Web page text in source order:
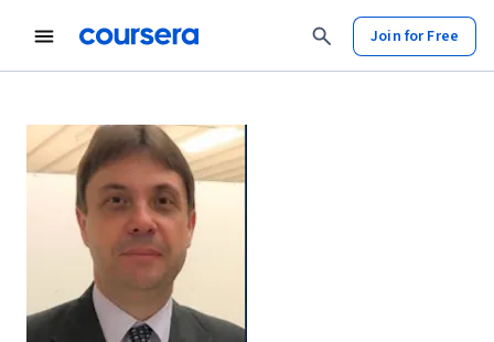
Join for Free